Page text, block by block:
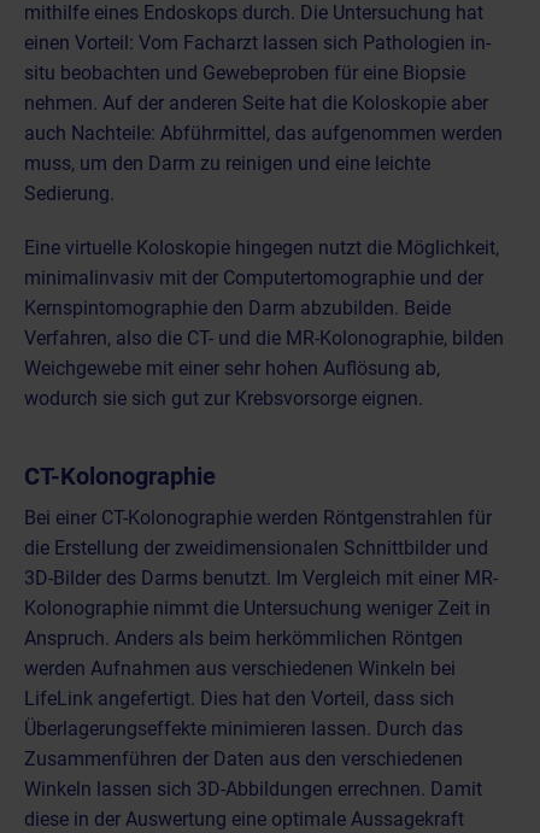
mithilfe eines Endoskops durch. Die Untersuchung hat
einen Vorteil: Vom Facharzt lassen sich Pathologien in-
situ beobachten und Gewebeproben für eine Biopsie
nehmen. Auf der anderen Seite hat die Koloskopie aber
auch Nachteile: Abführmittel, das aufgenommen werden
muss, um den Darm zu reinigen und eine leichte
Sedierung.
Eine virtuelle Koloskopie hingegen nutzt die Möglichkeit,
minimalinvasiv mit der Computertomographie und der
Kernspintomographie den Darm abzubilden. Beide
Verfahren, also die CT- und die MR-Kolonographie, bilden
Weichgewebe mit einer sehr hohen Auflösung ab,
wodurch sie sich gut zur Krebsvorsorge eignen.
CT-Kolonographie
Bei einer CT-Kolonographie werden Röntgenstrahlen für
die Erstellung der zweidimensionalen Schnittbilder und
3D-Bilder des Darms benutzt. Im Vergleich mit einer MR-
Kolonographie nimmt die Untersuchung weniger Zeit in
Anspruch. Anders als beim herkömmlichen Röntgen
werden Aufnahmen aus verschiedenen Winkeln bei
LifeLink angefertigt. Dies hat den Vorteil, dass sich
Überlagerungseffekte minimieren lassen. Durch das
Zusammenführen der Daten aus den verschiedenen
Winkeln lassen sich 3D-Abbildungen errechnen. Damit
diese in der Auswertung eine optimale Aussagekraft